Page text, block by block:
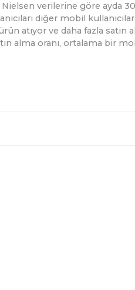
verilerine göre ayda
diğer mobil
atıyor ve daha fazla
alma oranı, ortalama bir